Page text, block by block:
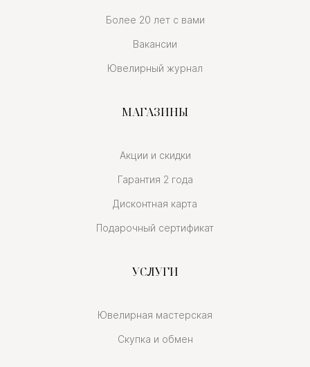
Более 20 лет с вами
Вакансии
Ювелирный журнал
МАГАЗИНЫ
Акции и скидки
Гарантия 2 года
Дисконтная карта
Подарочный сертификат
УСЛУГИ
Ювелирная мастерская
Скупка и обмен